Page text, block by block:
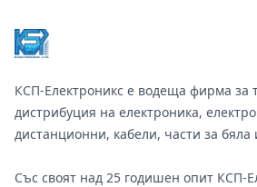
КСП-Електроникс е водеща фирма за
дистрибуция на електроника,
дистанционни, кабели, части за бяла
Със своят над 25 годишен опит КСП-